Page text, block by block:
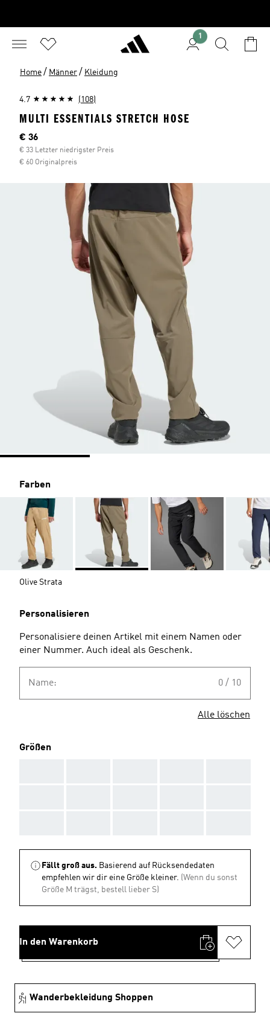
1
Home / Männer / Kleidung
4.7 (108)
MULTI ESSENTIALS STRETCH HOSE
Aktueller Preis
€ 36
€ 33 Letzter niedrigster Preis
€ 60 Originalpreis
Farben
Olive Strata
Personalisieren
Personalisiere deinen Artikel mit einem Namen oder
einer Nummer. Auch ideal als Geschenk.
Name: 0 / 10
Alle löschen
Größen
Fällt groß aus. Basierend auf Rücksendedaten
empfehlen wir dir eine Größe kleiner. (Wenn du sonst
Größe M trägst, bestell lieber S)
In den Warenkorb
Wanderbekleidung Shoppen